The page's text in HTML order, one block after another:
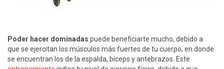
Poder hacer dominadas puede beneficiarte mucho, debido a
que se ejercitan los músculos más fuertes de tu cuerpo, en donde
se encuentran los de la espalda, bíceps y antebrazos. Este